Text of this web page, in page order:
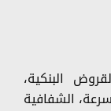
البنكية،
الشفافية